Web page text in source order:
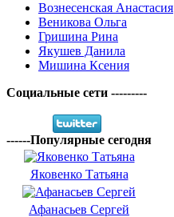
Вознесенская Анастасия
Веникова Ольга
Гришина Рина
Якушев Данила
Мишина Ксения
Социальные сети ---------
------Популярные сегодня
Яковенко Татьяна
Афанасьев Сергей